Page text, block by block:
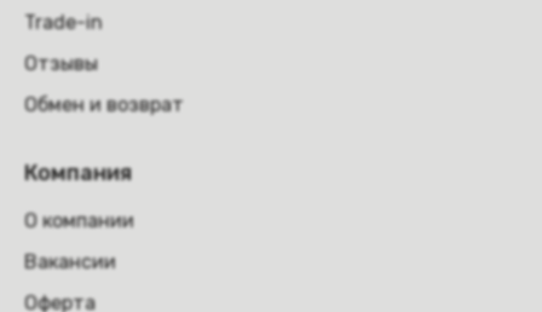
Trade-in
Отзывы
Обмен и возврат
Компания
О компании
Вакансии
Оферта